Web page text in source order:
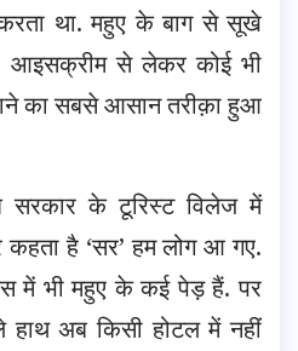
था. महुए के बाग से सूखे
आइसक्रीम से लेकर कोई भी
का सबसे आसान तरीक़ा हुआ
सरकार के टूरिस्ट विलेज में
है ‘सर’ हम लोग आ गए.
में भी महुए के कई पेड़ हैं. पर
हाथ अब किसी होटल में नहीं